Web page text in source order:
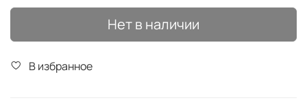
Нет в наличии
В избранное